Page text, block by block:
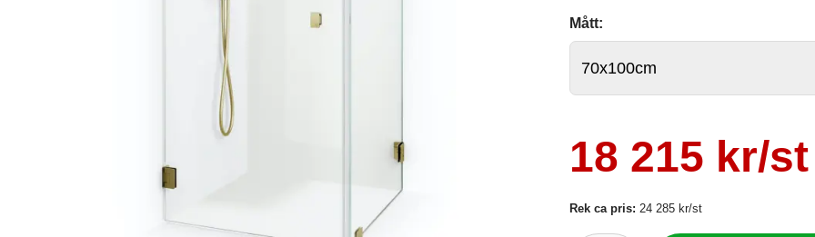
Mått:
18 215 kr/st
Rek ca pris: 24 285 kr/st